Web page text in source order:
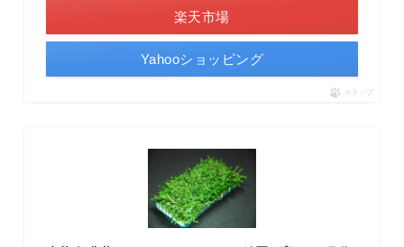
楽天市場
Yahooショッピング
ポチップ